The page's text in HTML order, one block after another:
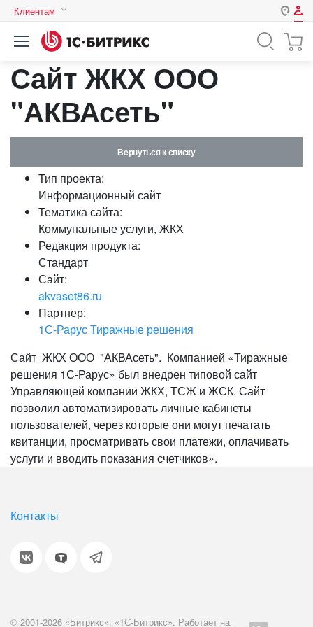
Клиентам
Авторизация
Нет аккаунта?Зарегистрироваться
Логин
Пароль
Запомнить меня на этом
Забыли свой пароль?
Сайт ЖКХ ООО
"АКВАсеть"
Вернуться к списку
Тип проекта:
Информационный сайт
Тематика сайта:
Коммунальные услуги, ЖКХ
Редакция продукта:
Стандарт
Сайт:
akvaset86.ru
Партнер:
1С-Рарус Тиражные решения
Сайт ЖКХ ООО "АКВАсеть". Компанией «Тиражные
решения 1С-Рарус» был внедрен типовой сайт
Управляющей компании ЖКХ, ТСЖ и ЖСК. Сайт
позволил автоматизировать личные кабинеты
пользователей, через которые они могут печатать
квитанции, просматривать свои платежи, оплачивать
услуги и вводить показания счетчиков».
Контакты
© 2001-2026 «Битрикс», «1С-Битрикс». Работает на